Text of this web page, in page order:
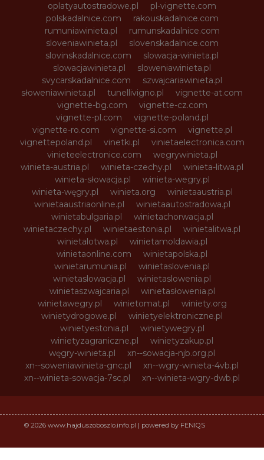
oplatyautostradowe.pl
pl-vignette.com
polskadalnice.com
rakouskadalnice.com
rumuniawinieta.pl
rumunskadalnice.com
sloveniawinieta.pl
slovenskadalnice.com
slovinskadalnice.com
slowacja-winieta.pl
slowacjawinieta.pl
sloweniawinieta.pl
svycarskadalnice.com
szwajcariawinieta.pl
słoweniawinieta.pl
tunellivigno.pl
vignette-at.com
vignette-bg.com
vignette-cz.com
vignette-pl.com
vignette-poland.pl
vignette-ro.com
vignette-si.com
vignette.pl
vignettepoland.pl
vinetki.pl
vinietaelectronica.com
vinieteelectronice.com
wegrywinieta.pl
winieta-austria.pl
winieta-czechy.pl
winieta-litwa.pl
winieta-słowacja.pl
winieta-wegry.pl
winieta-węgry.pl
winieta.org
winietaaustria.pl
winietaaustriaonline.pl
winietaautostradowa.pl
winietabulgaria.pl
winietachorwacja.pl
winietaczechy.pl
winietaestonia.pl
winietalitwa.pl
winietalotwa.pl
winietamoldawia.pl
winietaonline.com
winietapolska.pl
winietarumunia.pl
winietaslovenia.pl
winietaslowacja.pl
winietaslowenia.pl
winietaszwajcaria.pl
winietasłowenia.pl
winietawegry.pl
winietomat.pl
winiety.org
winietydrogowe.pl
winietyelektroniczne.pl
winietyestonia.pl
winietywegry.pl
winietyzagraniczne.pl
winietyzakup.pl
węgry-winieta.pl
xn--sowacja-njb.org.pl
xn--soweniawinieta-gnc.pl
xn--wgry-winieta-4vb.pl
xn--winieta-sowacja-7sc.pl
xn--winieta-wgry-dwb.pl
© 2026 www.hajduszoboszlo.info.pl | powered by FENIQS